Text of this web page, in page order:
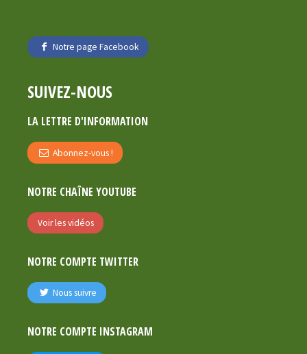
Notre page Facebook
SUIVEZ-NOUS
LA LETTRE D'INFORMATION
Abonnez-vous !
NOTRE CHAÎNE YOUTUBE
Voir les vidéos
NOTRE COMPTE TWITTER
Nous suivre
NOTRE COMPTE INSTAGRAM